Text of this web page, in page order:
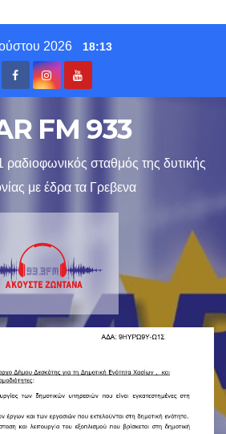
2026 18:13
FM 933
σταθμός της δυτικής
με έδρα τα Γρεβενα